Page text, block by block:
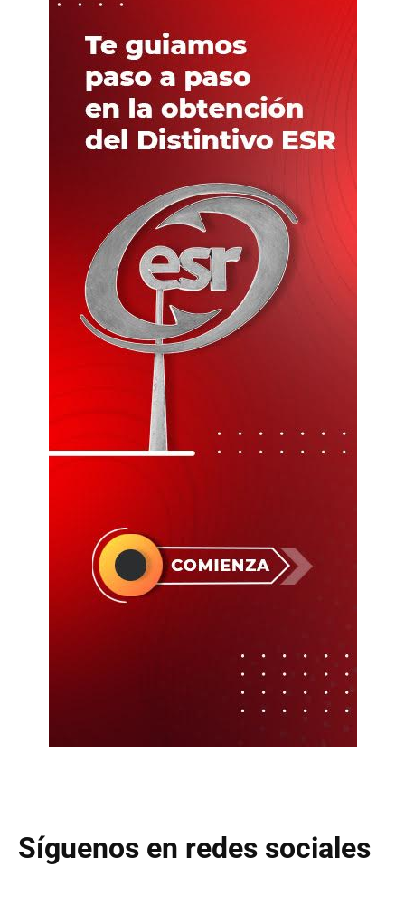
Síguenos en redes sociales